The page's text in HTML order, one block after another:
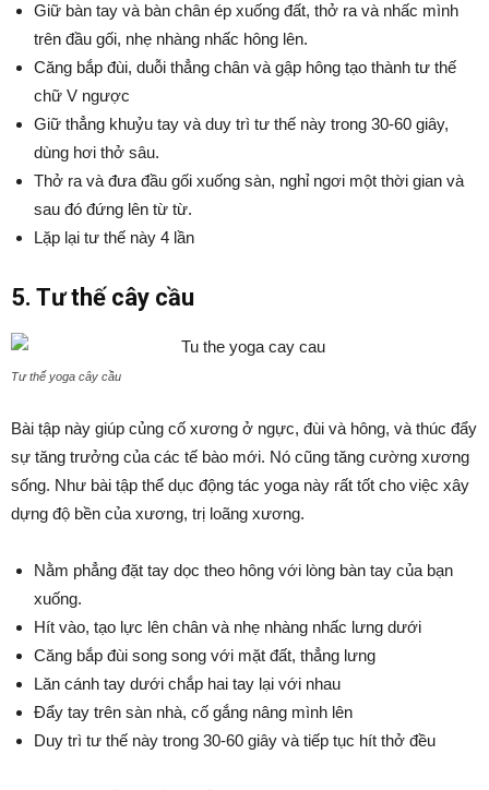
Giữ bàn tay và bàn chân ép xuống đất, thở ra và nhấc mình
trên đầu gối, nhẹ nhàng nhấc hông lên.
Căng bắp đùi, duỗi thẳng chân và gập hông tạo thành tư thế
chữ V ngược
Giữ thẳng khuỷu tay và duy trì tư thế này trong 30-60 giây,
dùng hơi thở sâu.
Thở ra và đưa đầu gối xuống sàn, nghỉ ngơi một thời gian và
sau đó đứng lên từ từ.
Lặp lại tư thế này 4 lần
5. Tư thế cây cầu
Tư thế yoga cây cầu
Bài tập này giúp củng cố xương ở ngực, đùi và hông, và thúc đẩy
sự tăng trưởng của các tế bào mới. Nó cũng tăng cường xương
sống. Như bài tập thể dục động tác yoga này rất tốt cho việc xây
dựng độ bền của xương, trị loãng xương.
Nằm phẳng đặt tay dọc theo hông với lòng bàn tay của bạn
xuống.
Hít vào, tạo lực lên chân và nhẹ nhàng nhấc lưng dưới
Căng bắp đùi song song với mặt đất, thẳng lưng
Lăn cánh tay dưới chắp hai tay lại với nhau
Đẩy tay trên sàn nhà, cố gắng nâng mình lên
Duy trì tư thế này trong 30-60 giây và tiếp tục hít thở đều